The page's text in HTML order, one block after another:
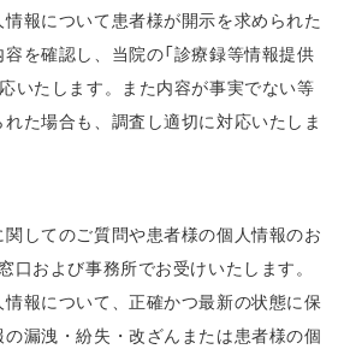
報について患者様が開示を求められた
を確認し、当院の「診療録等情報提供
いたします。また内容が事実でない等
た場合も、調査し適切に対応いたしま
してのご質問や患者様の個人情報のお
口および事務所でお受けいたします。
報について、正確かつ最新の状態に保
漏洩・紛失・改ざんまたは患者様の個